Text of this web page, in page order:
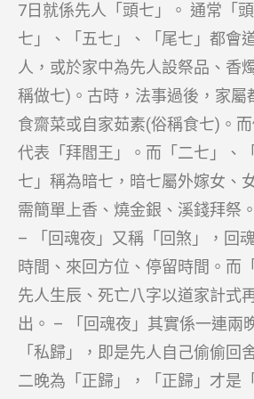
7日就係先人「頭七」。 通常「
七」、「五七」、「尾七」都會
人，或於家中為先人設祭品、香
稱做七)。古時，法事過後，家屬
食齋菜或自家茹素(俗稱食七)。
代表「拜閻王」。而「二七」、
七」稱為暗七，暗七屬外嫁女、
需簡單上香、燒金銀、溪錢拜祭
– 「回魂夜」又稱「回煞」，回
時間、來回方位、停留時間。而
先人生辰、死亡八字以道家計式
出。 – 「回魂夜」其實係一連兩
「私歸」，即是先人自己偷偷回
二晚為「正歸」，「正歸」才是